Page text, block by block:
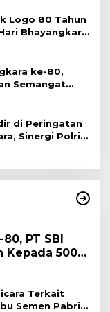
Logo 80 Tahun
Bhayangkara
ke-80,
Semangat
Kebersamaan
di Peringatan
Sinergi Polri
Kunci Menjaga
PT SBI
Kepada 500
Terkait
Semen Pabrik